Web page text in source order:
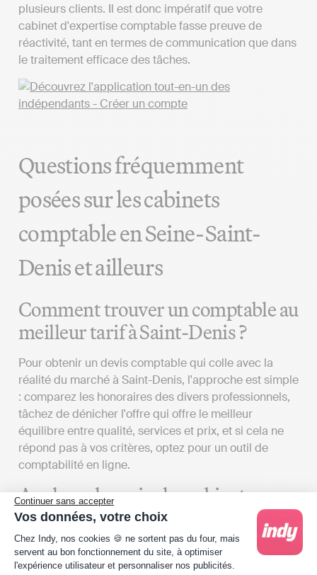
Continuer sans accepter
Vos données, votre choix
Plateforme de Gestion du Consentement :
Chez Indy, nos cookies 🍪 ne sortent pas du four, mais
servent au bon fonctionnement du site, à optimiser
l'expérience utilisateur et personnaliser nos publicités.
plusieurs clients. Il est donc impératif que votre
cabinet d'expertise comptable fasse preuve de
réactivité, tant en termes de communication que dans
le traitement efficace des tâches.
Questions fréquemment
posées sur les cabinets
comptable en Seine-Saint-
Denis et ailleurs
Comment trouver un comptable au
meilleur tarif à Saint-Denis ?
Pour obtenir un devis comptable qui colle avec la
réalité du marché à Saint-Denis, l'approche est simple
: comparez les honoraires des divers professionnels,
tâchez de dénicher l'offre qui offre le meilleur
équilibre entre qualité, services et prix, et si cela ne
répond pas à vos critères, optez pour un outil de
comptabilité en ligne.
Analyser les prix des cabinets
comptables à Saint-Denis
Pour obtenir un devis d’expert-comptable qui
correspond à vos besoins à Saint-Denis, plusieurs